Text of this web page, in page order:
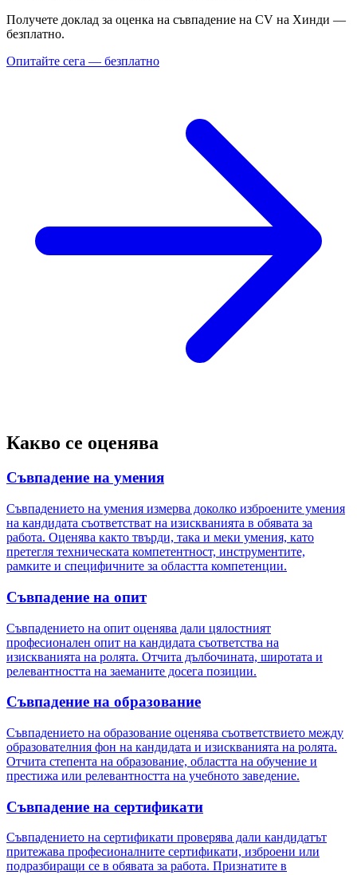
Получете доклад за оценка на съвпадение на CV на Хинди —
безплатно.
Опитайте сега — безплатно
Какво се оценява
Съвпадение на умения
Съвпадението на умения измерва доколко изброените умения
на кандидата съответстват на изискванията в обявата за
работа. Оценява както твърди, така и меки умения, като
претегля техническата компетентност, инструментите,
рамките и специфичните за областта компетенции.
Съвпадение на опит
Съвпадението на опит оценява дали цялостният
професионален опит на кандидата съответства на
изискванията на ролята. Отчита дълбочината, широтата и
релевантността на заеманите досега позиции.
Съвпадение на образование
Съвпадението на образование оценява съответствието между
образователния фон на кандидата и изискванията на ролята.
Отчита степента на образование, областта на обучение и
престижа или релевантността на учебното заведение.
Съвпадение на сертификати
Съвпадението на сертификати проверява дали кандидатът
притежава професионалните сертификати, изброени или
подразбиращи се в обявата за работа. Признатите в